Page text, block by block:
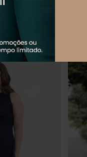
Os mais